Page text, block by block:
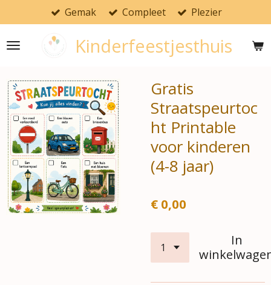
direct
naar
Kinderfeestjesthuis
Gemak Compleet Plezier
Gratis
Straatspeurtoc
ht Printable
voor kinderen
(4-8 jaar)
€ 0,00
In